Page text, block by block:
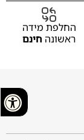
החלפת מידה
ראשונה חינם